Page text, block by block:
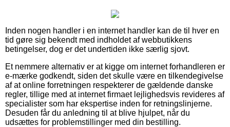
Inden nogen handler i en internet handler kan de til hver en
tid gøre sig bekendt med indholdet af webbutikkens
betingelser, dog er det undertiden ikke særlig sjovt.
Et nemmere alternativ er at kigge om internet forhandleren er
e-mærke godkendt, siden det skulle være en tilkendegivelse
af at online forretningen respekterer de gældende danske
regler, tillige med at internet firmaet lejlighedsvis revideres af
specialister som har ekspertise inden for retningslinjerne.
Desuden får du anledning til at blive hjulpet, når du
udsættes for problemstillinger med din bestilling.